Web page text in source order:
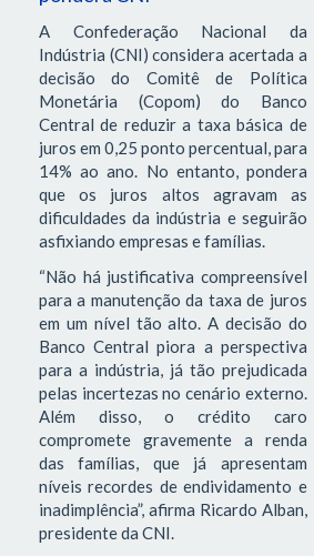
A Confederação Nacional da
Indústria (CNI) considera acertada a
decisão do Comitê de Política
Monetária (Copom) do Banco
Central de reduzir a taxa básica de
juros em 0,25 ponto percentual, para
14% ao ano. No entanto, pondera
que os juros altos agravam as
dificuldades da indústria e seguirão
asfixiando empresas e famílias.
“Não há justificativa compreensível
para a manutenção da taxa de juros
em um nível tão alto. A decisão do
Banco Central piora a perspectiva
para a indústria, já tão prejudicada
pelas incertezas no cenário externo.
Além disso, o crédito caro
compromete gravemente a renda
das famílias, que já apresentam
níveis recordes de endividamento e
inadimplência”, afirma Ricardo Alban,
presidente da CNI.